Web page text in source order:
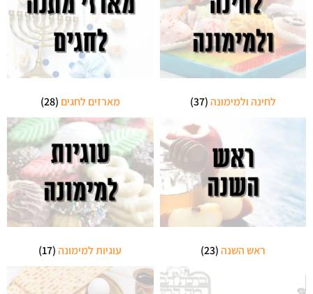
לחינה ולמימונה(37) מארזים לחגים (28)
ראש השנה(23) עוגיות למימונה(17)